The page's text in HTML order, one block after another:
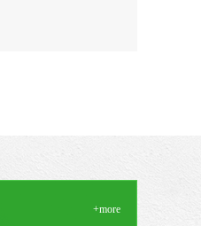
+more